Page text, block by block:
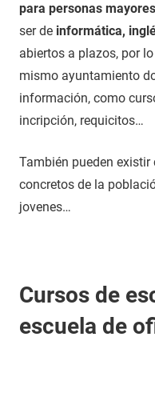
para personas
ser de informática,
abiertos a plazos, por
mismo ayuntamiento
información, como
incripción, requicitos…
También pueden
concretos de la
jovenes…
Cursos de
escuela de